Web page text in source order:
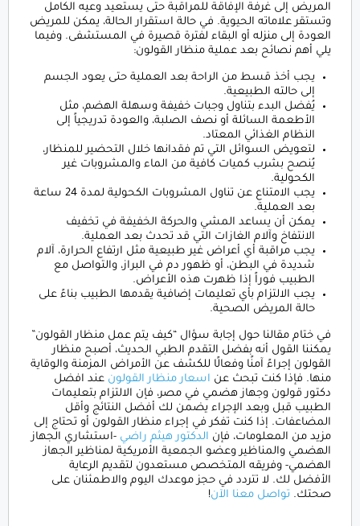
المريض إلى غرفة الإفاقة للمراقبة حتى يستعيد وعيه الكامل
وتستقر علاماته الحيوية. في حالة استقرار الحالة، يمكن للمريض
العودة إلى منزله أو البقاء لفترة قصيرة في المستشفى. وفيما
يلي أهم نصائح بعد عملية منظار القولون:
يجب أخذ قسط من الراحة بعد العملية حتى يعود الجسم
إلى حالته الطبيعية.
يُفضل البدء بتناول وجبات خفيفة وسهلة الهضم، مثل
الأطعمة السائلة أو نصف الصلبة، والعودة تدريجياً إلى
النظام الغذائي المعتاد.
لتعويض السوائل التي تم فقدانها خلال التحضير للمنظار،
يُنصح بشرب كميات كافية من الماء والمشروبات غير
الكحولية.
يجب الامتناع عن تناول المشروبات الكحولية لمدة 24 ساعة
بعد العملية.
يمكن أن يساعد المشي والحركة الخفيفة في تخفيف
الانتفاخ وآلام الغازات التي قد تحدث بعد العملية.
يجب مراقبة أي أعراض غير طبيعية مثل ارتفاع الحرارة، آلام
شديدة في البطن، أو ظهور دم في البراز، والتواصل مع
الطبيب فوراً إذا ظهرت هذه الأعراض.
يجب الالتزام بأي تعليمات إضافية يقدمها الطبيب بناءً على
حالة المريض الصحية.
في ختام مقالنا حول إجابة سؤال “كيف يتم عمل منظار القولون”
يمكننا القول أنه بفضل التقدم الطبي الحديث، أصبح منظار
القولون إجراءً آمنًا وفعالًا للكشف عن الأمراض المزمنة والوقاية
منها. فإذا كنت تبحث عن اسعار منظار القولون عند افضل
دكتور قولون وجهاز هضمي في مصر، فإن الالتزام بتعليمات
الطبيب قبل وبعد الإجراء يضمن لك أفضل النتائج وأقل
المضاعفات. إذا كنت تفكر في إجراء منظار القولون أو تحتاج إلى
مزيد من المعلومات، فإن الدكتور هيثم راضي -استشاري الجهاز
الهضمي والمناظير وعضو الجمعية الأمريكية لمناظير الجهاز
الهضمي- وفريقه المتخصص مستعدون لتقديم الرعاية
الأفضل لك. لا تتردد في حجز موعدك اليوم والاطمئنان على
صحتك. تواصل معنا الآن!